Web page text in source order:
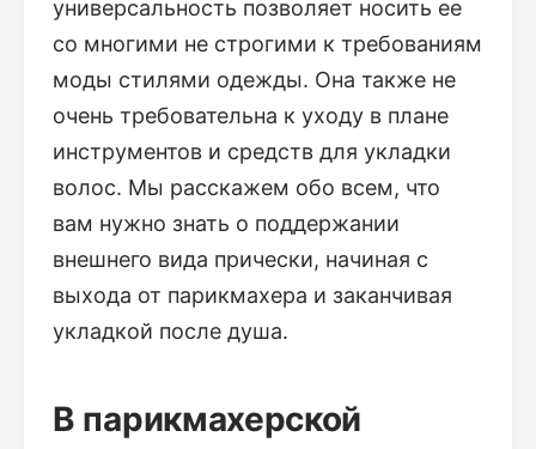
универсальность позволяет носить ее
со многими не строгими к требованиям
моды стилями одежды. Она также не
очень требовательна к уходу в плане
инструментов и средств для укладки
волос. Мы расскажем обо всем, что
вам нужно знать о поддержании
внешнего вида прически, начиная с
выхода от парикмахера и заканчивая
укладкой после душа.
В парикмахерской